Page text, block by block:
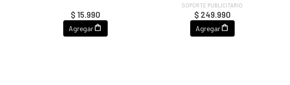
$ 15.990
Agregar
SOPORTE PUBLICITARIO
$ 249.990
Agregar